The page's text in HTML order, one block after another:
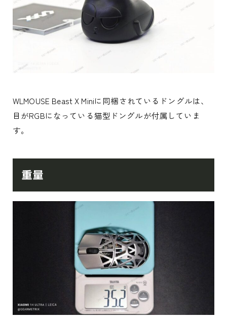
WLMOUSE Beast X Miniに同梱されているドングルは、
目がRGBになっている猫型ドングルが付属していま
す。
重量